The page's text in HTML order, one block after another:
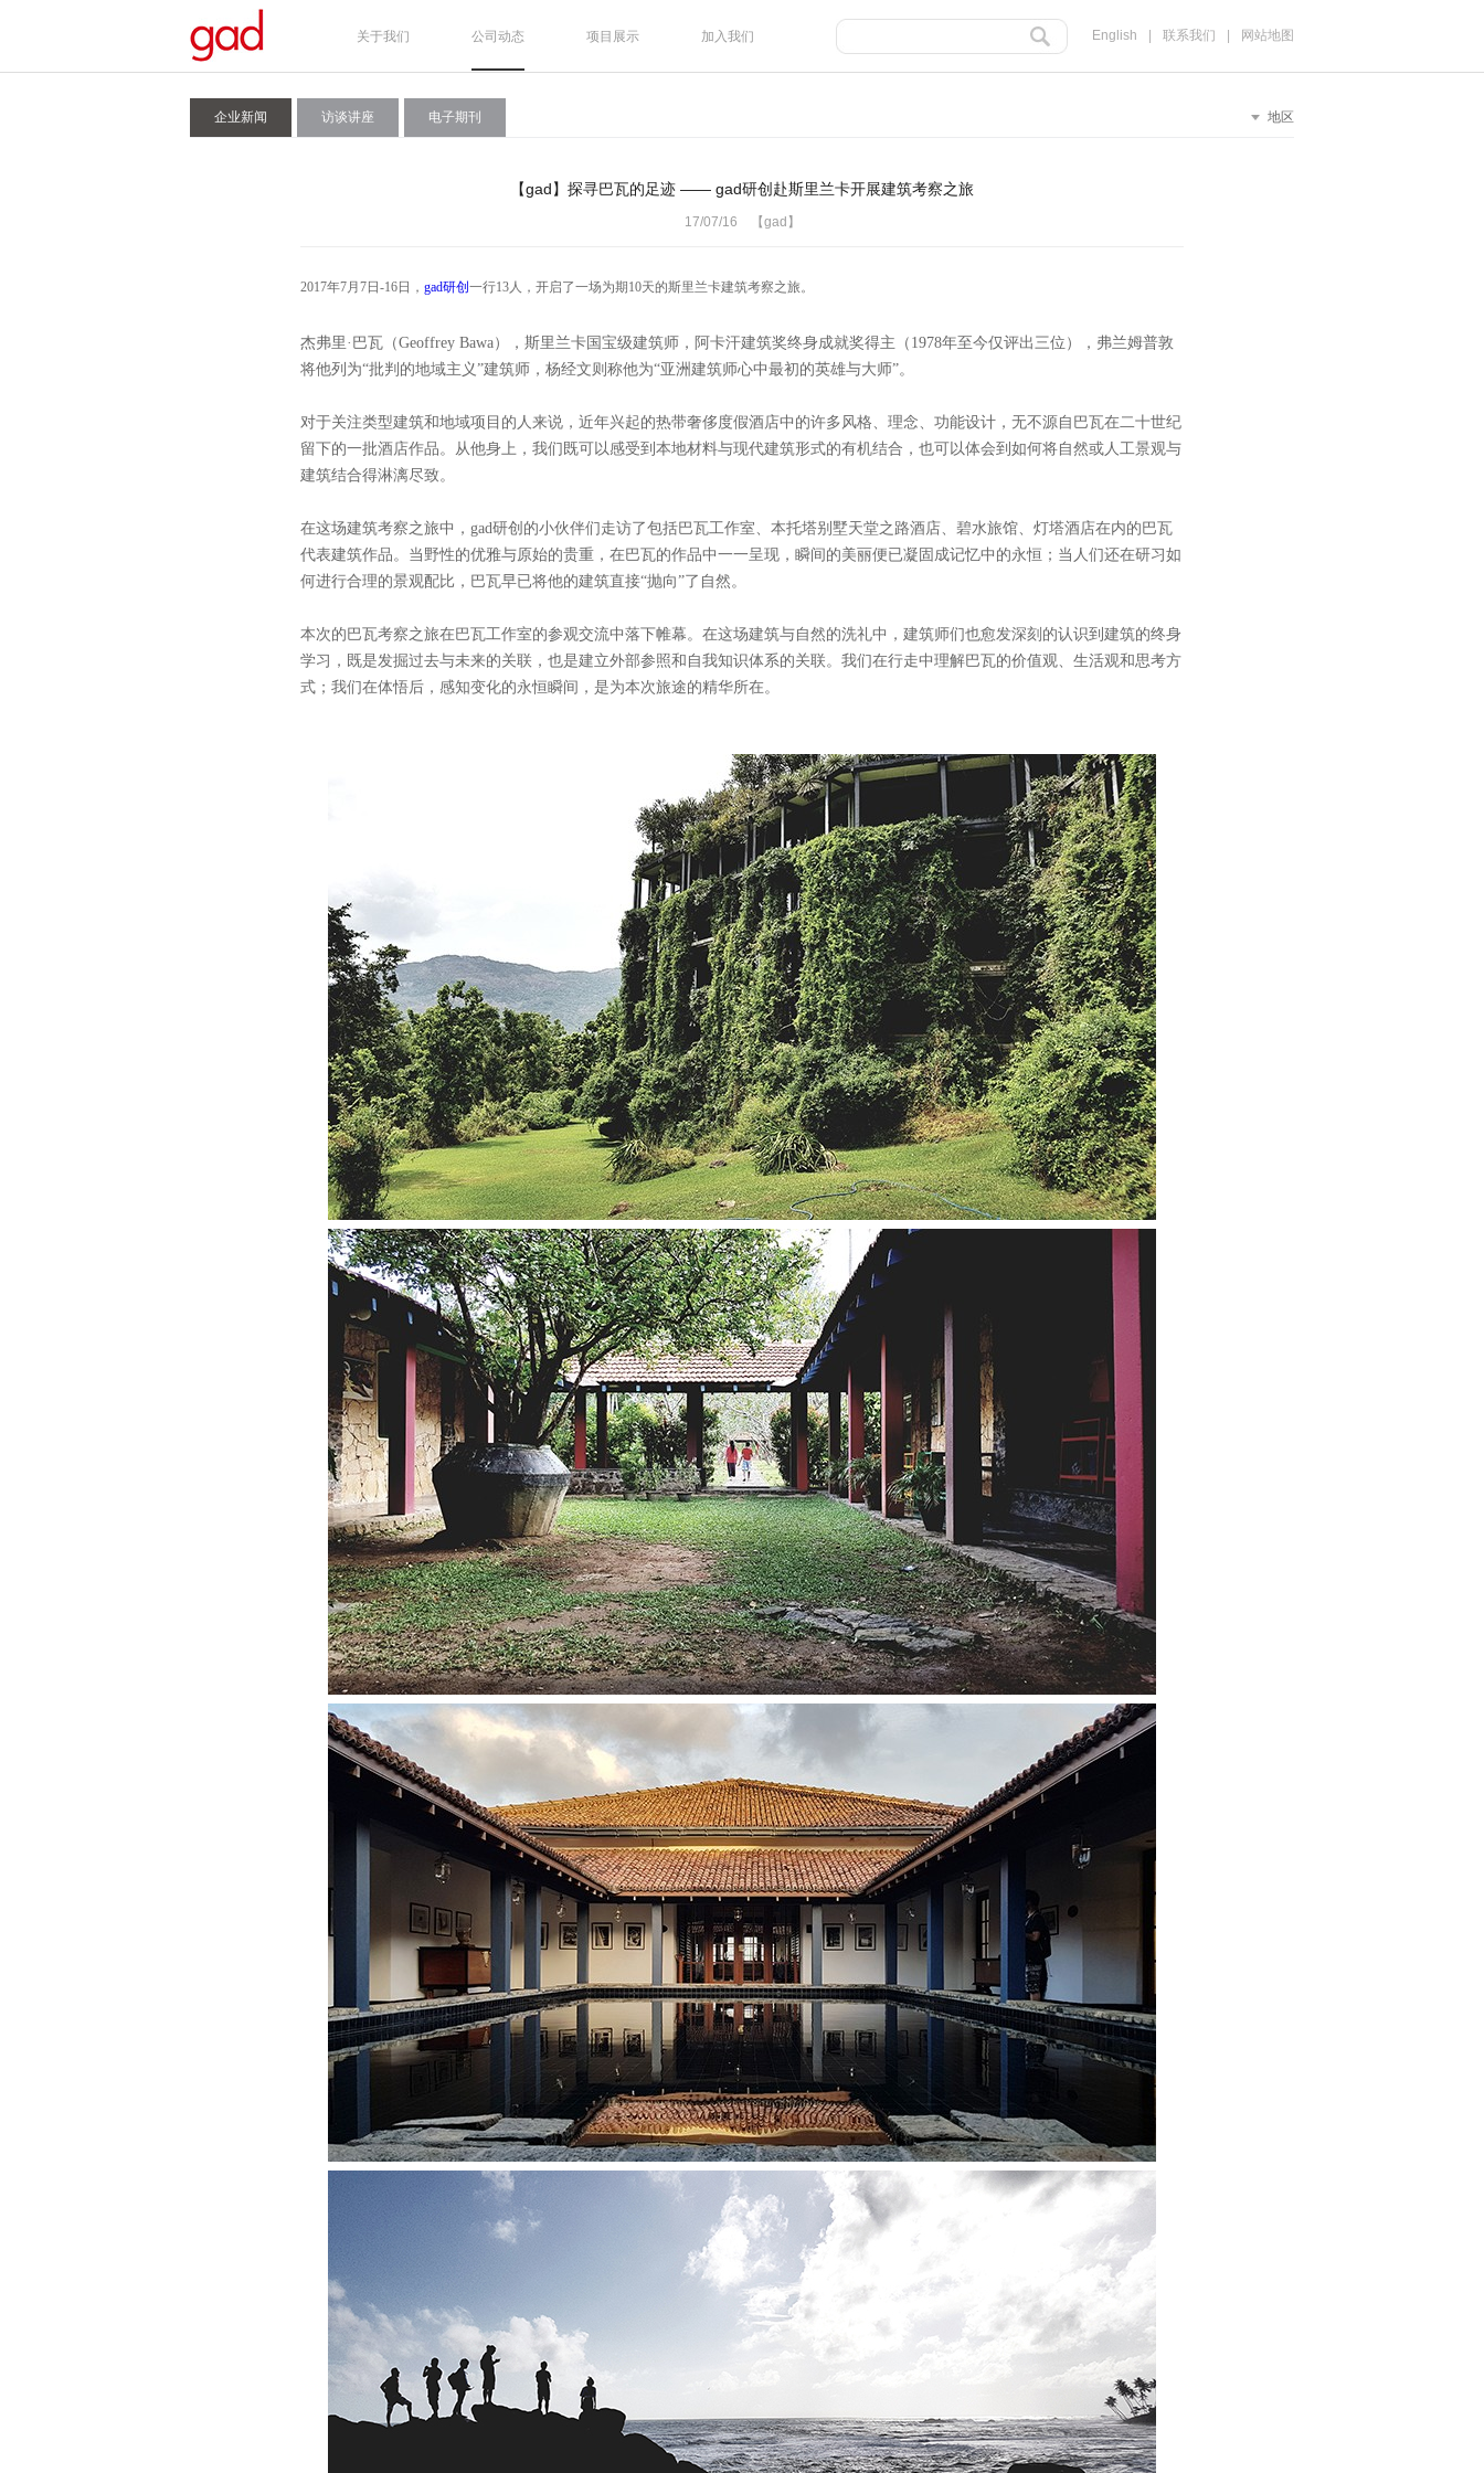
English 联系我们 网站地图
关于我们 公司动态 项目展示 加入我们
企业新闻 访谈讲座 电子期刊 地区
【gad】探寻巴瓦的足迹 —— gad研创赴斯里兰卡开展建筑考察之旅
17/07/16 【gad】
2017年7月7日-16日， gad研创 一行13人，开启了一场为期10天的斯里兰卡建筑考察之旅。
杰弗里·巴瓦（Geoffrey Bawa），斯里兰卡国宝级建筑师，阿卡汗建筑奖终身成就奖得主（1978年至今仅评出三位），弗兰姆普敦
将他列为“批判的地域主义”建筑师，杨经文则称他为“亚洲建筑师心中最初的英雄与大师”。
对于关注类型建筑和地域项目的人来说，近年兴起的热带奢侈度假酒店中的许多风格、理念、功能设计，无不源自巴瓦在二十世纪
留下的一批酒店作品。从他身上，我们既可以感受到本地材料与现代建筑形式的有机结合，也可以体会到如何将自然或人工景观与
建筑结合得淋漓尽致。
在这场建筑考察之旅中，gad研创的小伙伴们走访了包括巴瓦工作室、本托塔别墅天堂之路酒店、碧水旅馆、灯塔酒店在内的巴瓦
代表建筑作品。当野性的优雅与原始的贵重，在巴瓦的作品中一一呈现，瞬间的美丽便已凝固成记忆中的永恒；当人们还在研习如
何进行合理的景观配比，巴瓦早已将他的建筑直接“抛向”了自然。
本次的巴瓦考察之旅在巴瓦工作室的参观交流中落下帷幕。在这场建筑与自然的洗礼中，建筑师们也愈发深刻的认识到建筑的终身
学习，既是发掘过去与未来的关联，也是建立外部参照和自我知识体系的关联。我们在行走中理解巴瓦的价值观、生活观和思考方
式；我们在体悟后，感知变化的永恒瞬间，是为本次旅途的精华所在。